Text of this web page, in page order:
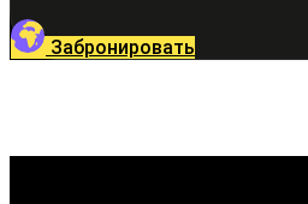
Забронировать